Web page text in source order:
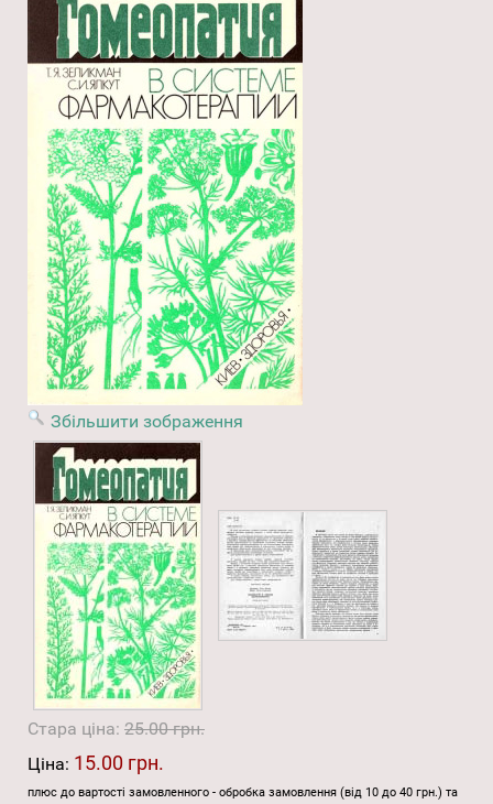
Збільшити зображення
Стара ціна: 25.00 грн.
Ціна: 15.00 грн.
плюс до вартості замовленного - обробка замовлення (від 10 до 40 грн.) та